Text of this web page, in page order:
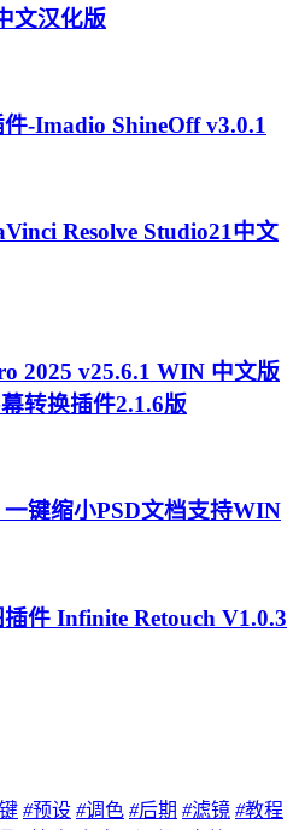
文汉化版
-Imadio ShineOff v3.0.1
Resolve Studio21中文
2025 v25.6.1 WIN 中文版
转换插件2.1.6版
键缩小PSD文档支持WIN
件 Infinite Retouch V1.0.3
#预设 #调色 #后期 #滤镜 #教程